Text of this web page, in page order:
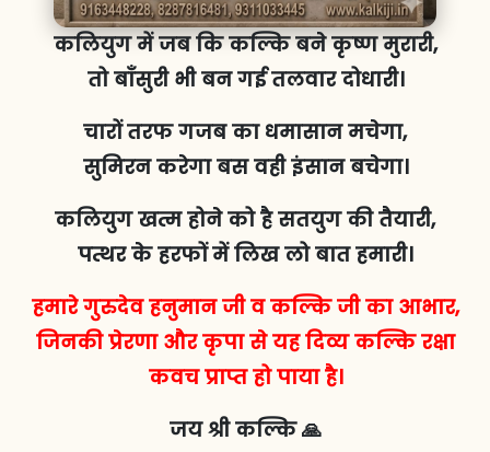
कलियुग में जब कि कल्कि बने कृष्ण मुरारी,
तो बाँसुरी भी बन गई तलवार दोधारी।
चारों तरफ गजब का धमासान मचेगा,
सुमिरन करेगा बस वही इंसान बचेगा।
कलियुग खत्म होने को है सतयुग की तैयारी,
पत्थर के हरफों में लिख लो बात हमारी।
हमारे गुरुदेव हनुमान जी व कल्कि जी का आभार,
जिनकी प्रेरणा और कृपा से यह दिव्य कल्कि रक्षा
कवच प्राप्त हो पाया है।
जय श्री कल्कि 🙏